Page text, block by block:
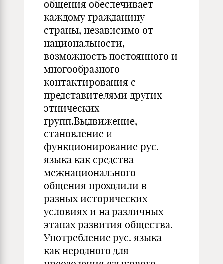
общения обеспечивает
каждому гражданину
страны, независимо от
национальности,
возможность постоянного и
многообразного
контактирования с
представителями других
этнических
групп.Выдвижение,
становление и
функционирование рус.
языка как средства
межнационального
общения проходили в
разных исторических
условиях и на различных
этапах развития общества.
Употребление рус. языка
как неродного для